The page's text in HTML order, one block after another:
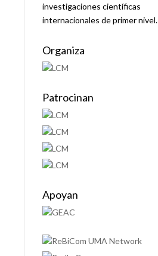
investigaciones científicas
internacionales de primer nivel.
Organiza
Patrocinan
Apoyan